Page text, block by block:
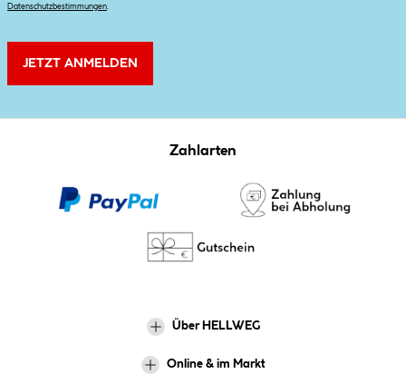
Datenschutzbestimmungen
JETZT ANMELDEN
Zahlarten
Über HELLWEG
Online & im Markt